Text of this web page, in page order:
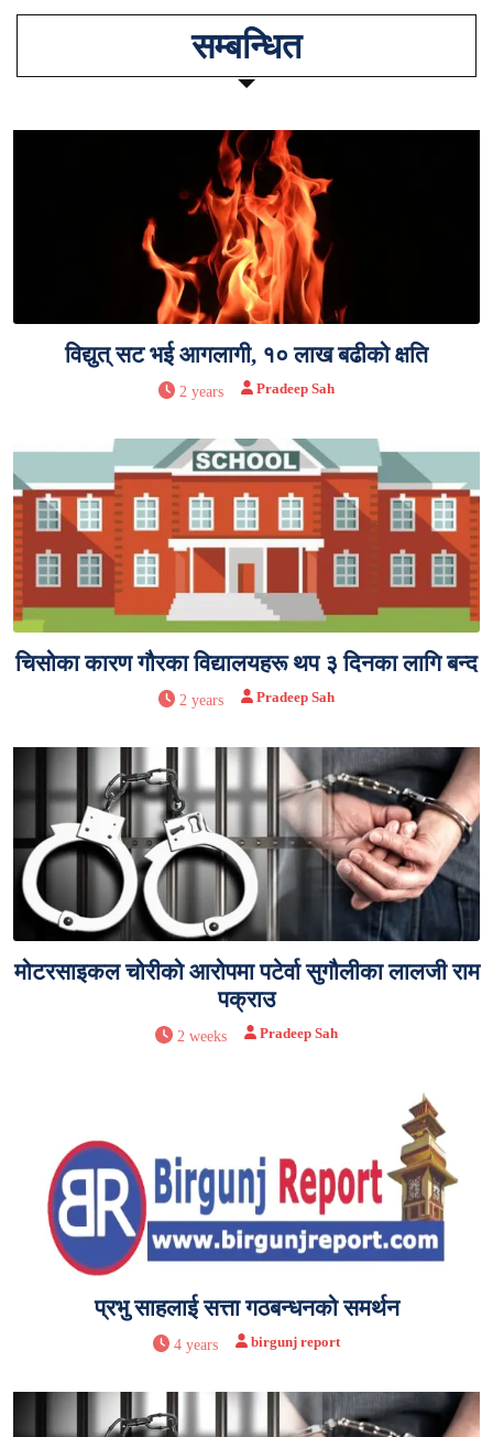
सम्बन्धित
विद्युत् सट भई आगलागी, १० लाख बढीको क्षति
2 years Pradeep Sah
चिसोका कारण गौरका विद्यालयहरू थप ३ दिनका लागि बन्द
2 years Pradeep Sah
मोटरसाइकल चोरीको आरोपमा पटेर्वा सुगौलीका लालजी राम
पक्राउ
2 weeks Pradeep Sah
प्रभु साहलाई सत्ता गठबन्धनको समर्थन
4 years birgunj report